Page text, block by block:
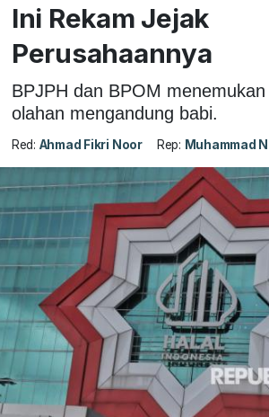
Ini Rekam Jejak
Perusahaannya
BPJPH dan BPOM
olahan mengandung babi.
Red: Ahmad Fikri Noor Rep: Muhammad